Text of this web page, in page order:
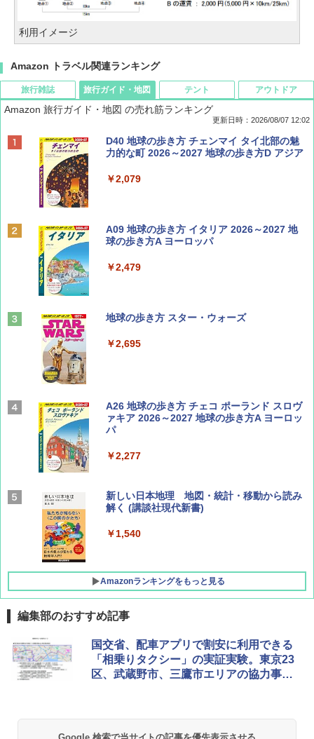
利用イメージ
Amazon トラベル関連ランキング
旅行雑誌
ディズニーファン ２０２６年 ９月号 [雑
誌] (ＤＩＳＮＥＹ ＦＡＮ)
￥713
BE-PAL(ビ-パル) 2026年 9 月号【特別付録:
SOTO ミニマル"旅"財布 ランダム2種】
￥1,500
山と溪谷 2026年8月号「南アルプス大全」
￥1,540
Coyote No.89 特集 星野道夫 夢見る旅
￥1,540
AIRLINE（エアライン）2026年9月号【特
集】ボーイング110周年を祝して！
￥1,760
旅行ガイド・地図
Amazon 旅行ガイド・地図 の売れ筋ランキング
更新日時：2026/08/07 12:02
D40 地球の歩き方 チェンマイ タイ北部の魅
力的な町 2026～2027 地球の歩き方D アジア
￥2,079
A09 地球の歩き方 イタリア 2026～2027 地
球の歩き方A ヨーロッパ
￥2,479
地球の歩き方 スター・ウォーズ
￥2,695
A26 地球の歩き方 チェコ ポーランド スロヴ
ァキア 2026～2027 地球の歩き方A ヨーロッ
パ
￥2,277
新しい日本地理 地図・統計・移動から読み
解く (講談社現代新書)
￥1,540
Amazonランキングをもっと見る
テント
[キャンパーズコレクション 山善] ポップアッ
プテント 傘みたいに広げて畳める パッとサ
ッとサンシェード キューブ フルクローズ メ
ッシュ 簡単設置 ワンタッチテント キャンプ
アウトドア
DEWEL パラソル 大型 ビーチ アウトドアパ
ラソル ガーデン サイトシート付 折りたたみ
防水 UVカット 4段階高さ調整 軽量 収納袋付
き
編集部のおすすめ記事
国交省、配車アプリで割安に利用できる
「相乗りタクシー」の実証実験。東京23
区、武蔵野市、三鷹市エリアの協力事業